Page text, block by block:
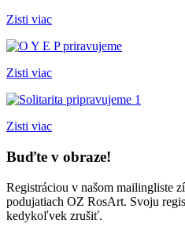
Zisti viac
Zisti viac
Zisti viac
Buďte v obraze!
Registráciou v našom mailingliste
podujatiach OZ RosArt. Svoju
kedykoľvek zrušiť.